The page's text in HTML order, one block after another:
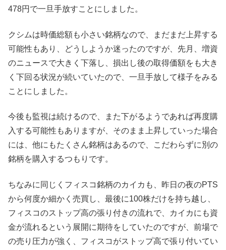
478円で一旦手放すことにしました。
クシムは時価総額も小さい銘柄なので、まだまだ上昇する
可能性もあり、どうしようか迷ったのですが、先月、増資
のニュースで大きく下落し、損出し後の取得価額をも大き
く下回る状況が続いていたので、一旦手放して様子をみる
ことにしました。
今後も監視は続けるので、また下がるようであれば再度購
入する可能性もありますが、そのまま上昇していった場合
には、他にもたくさん銘柄はあるので、こだわらずに別の
銘柄を購入するつもりです。
ちなみに同じくフィスコ銘柄のカイカも、昨日の夜のPTS
から何度か細かく売買し、最後に100株だけを持ち越し、
フィスコのストップ高の張り付きの流れで、カイカにも資
金が流れるという展開に期待をしていたのですが、前場で
の売り圧力が強く、フィスコがストップ高で張り付いてい